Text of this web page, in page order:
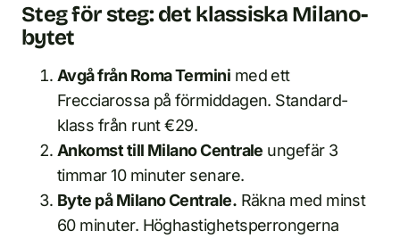
Steg för steg: det klassiska Milano-
bytet
Avgå från Roma Termini med ett
Frecciarossa på förmiddagen. Standard-
klass från runt €29.
Ankomst till Milano Centrale ungefär 3
timmar 10 minuter senare.
Byte på Milano Centrale. Räkna med minst
60 minuter. Höghastighetsperrongerna